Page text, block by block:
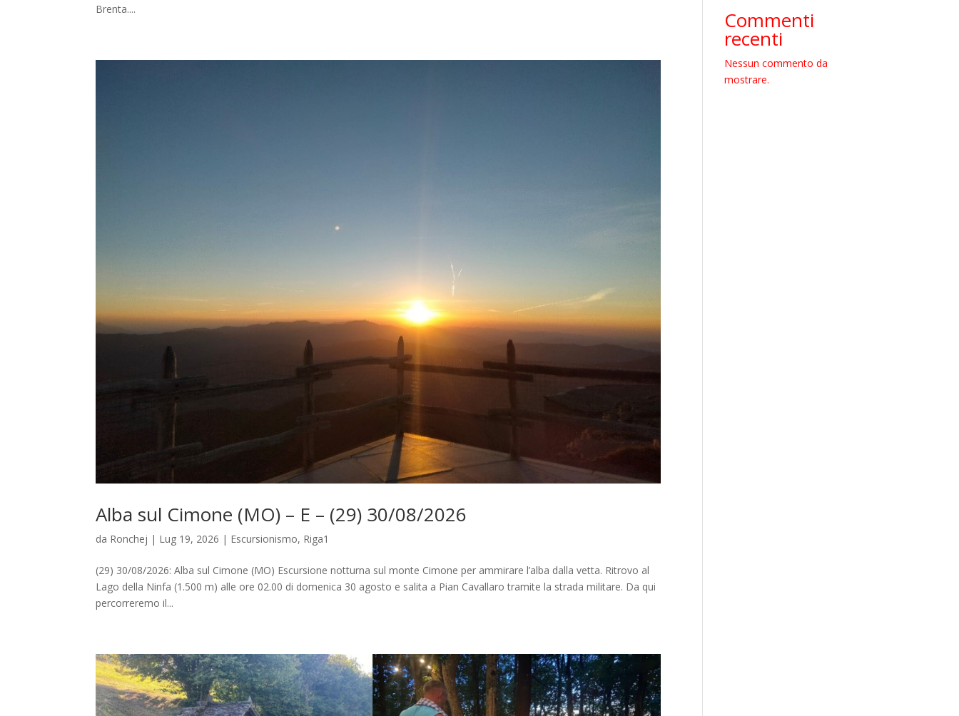
Brenta....
Alba sul Cimone (MO) – E – (29) 30/08/2026
da Ronchej | Lug 19, 2026 | Escursionismo, Riga1
(29) 30/08/2026: Alba sul Cimone (MO) Escursione notturna sul monte Cimone per ammirare l’alba dalla vetta. Ritrovo al
Lago della Ninfa (1.500 m) alle ore 02.00 di domenica 30 agosto e salita a Pian Cavallaro tramite la strada militare. Da qui
percorreremo il...
Commenti
recenti
Nessun commento da
mostrare.